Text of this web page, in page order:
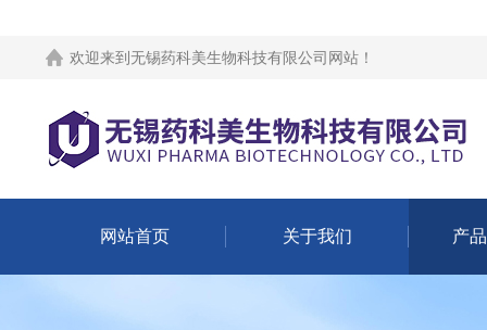
欢迎来到 无锡药科美生物科技有限公司网站 ！
网站首页 关于我们 产